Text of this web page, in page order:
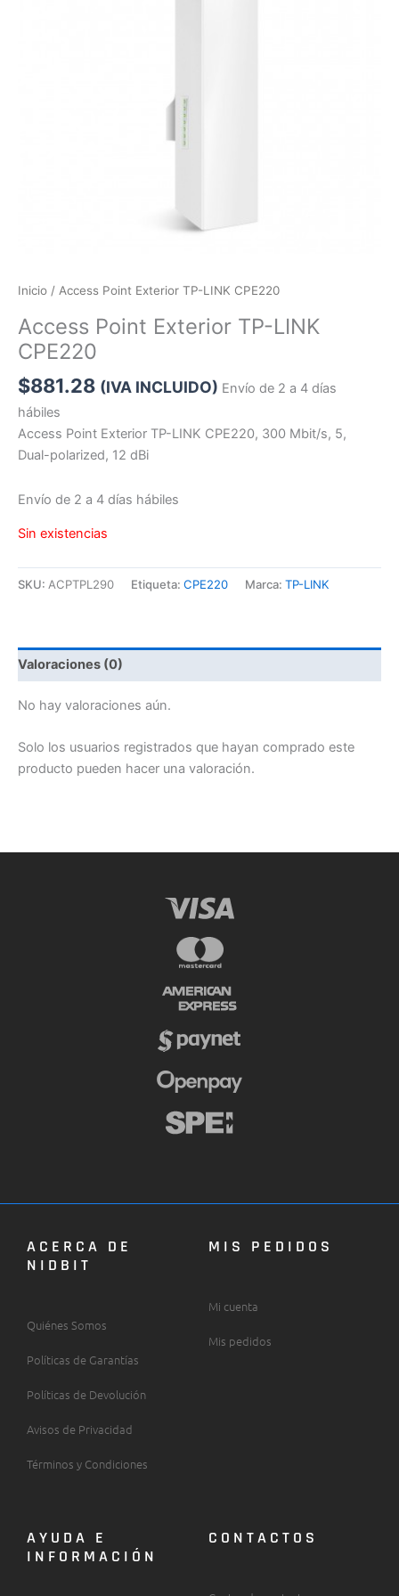
Inicio / Access Point Exterior TP-LINK CPE220
Access Point Exterior TP-LINK
CPE220
$881.28 (IVA INCLUIDO) Envío de 2 a 4 días
hábiles
Access Point Exterior TP-LINK CPE220, 300 Mbit/s, 5,
Dual-polarized, 12 dBi
Envío de 2 a 4 días hábiles
Sin existencias
SKU: ACPTPL290 Etiqueta: CPE220 Marca: TP-LINK
Valoraciones (0)
No hay valoraciones aún.
Solo los usuarios registrados que hayan comprado este
producto pueden hacer una valoración.
ACERCA DE
NIDBIT
Quiénes Somos
Políticas de Garantías
Políticas de Devolución
Avisos de Privacidad
Términos y Condiciones
MIS PEDIDOS
Mi cuenta
Mis pedidos
AYUDA E
INFORMACIÓN
CONTACTOS